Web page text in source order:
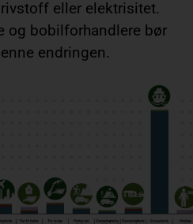
eller elektrisitet.
og bobilforhandlere bør
endringen.